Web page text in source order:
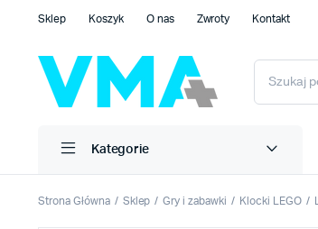
Sklep Koszyk O nas Zwroty Kontakt
Kategorie
Strona Główna Sklep Gry i zabawki Klocki LEGO